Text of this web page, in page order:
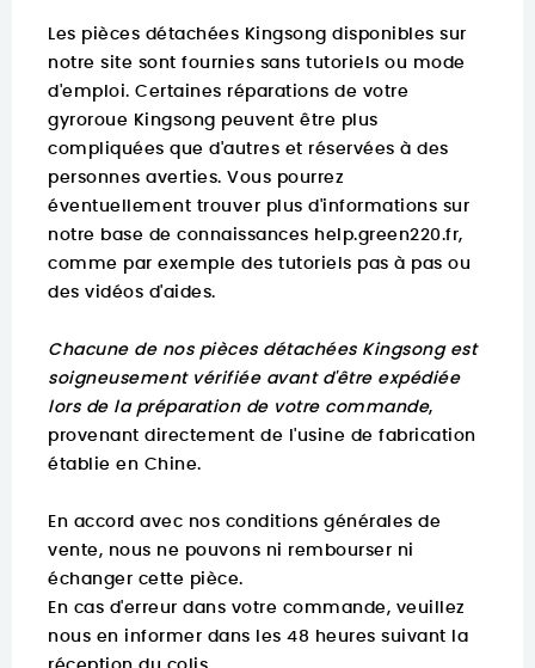
Les pièces détachées Kingsong disponibles sur
notre site sont fournies sans tutoriels ou mode
d'emploi. Certaines réparations de votre
gyroroue Kingsong peuvent être plus
compliquées que d'autres et réservées à des
personnes averties. Vous pourrez
éventuellement trouver plus d'informations sur
notre base de connaissances help.green220.fr,
comme par exemple des tutoriels pas à pas ou
des vidéos d'aides.
Chacune de nos pièces détachées Kingsong est
soigneusement vérifiée avant d'être expédiée
lors de la préparation de votre commande,
provenant directement de l'usine de fabrication
établie en Chine.
En accord avec nos conditions générales de
vente, nous ne pouvons ni rembourser ni
échanger cette pièce.
En cas d'erreur dans votre commande, veuillez
nous en informer dans les 48 heures suivant la